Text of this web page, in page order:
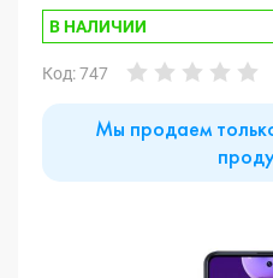
В НАЛИЧИИ
Код: 747
Мы продаем